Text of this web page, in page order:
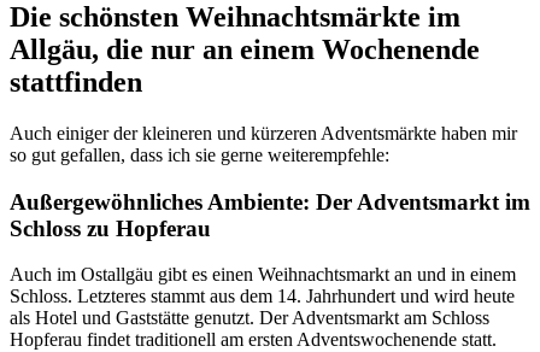
Die schönsten Weihnachtsmärkte im
Allgäu, die nur an einem Wochenende
stattfinden
Auch einiger der kleineren und kürzeren Adventsmärkte haben mir
so gut gefallen, dass ich sie gerne weiterempfehle:
Außergewöhnliches Ambiente: Der Adventsmarkt im
Schloss zu Hopferau
Auch im Ostallgäu gibt es einen Weihnachtsmarkt an und in einem
Schloss. Letzteres stammt aus dem 14. Jahrhundert und wird heute
als Hotel und Gaststätte genutzt. Der Adventsmarkt am Schloss
Hopferau findet traditionell am ersten Adventswochenende statt.